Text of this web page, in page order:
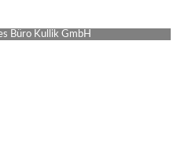
Büro Kullik GmbH